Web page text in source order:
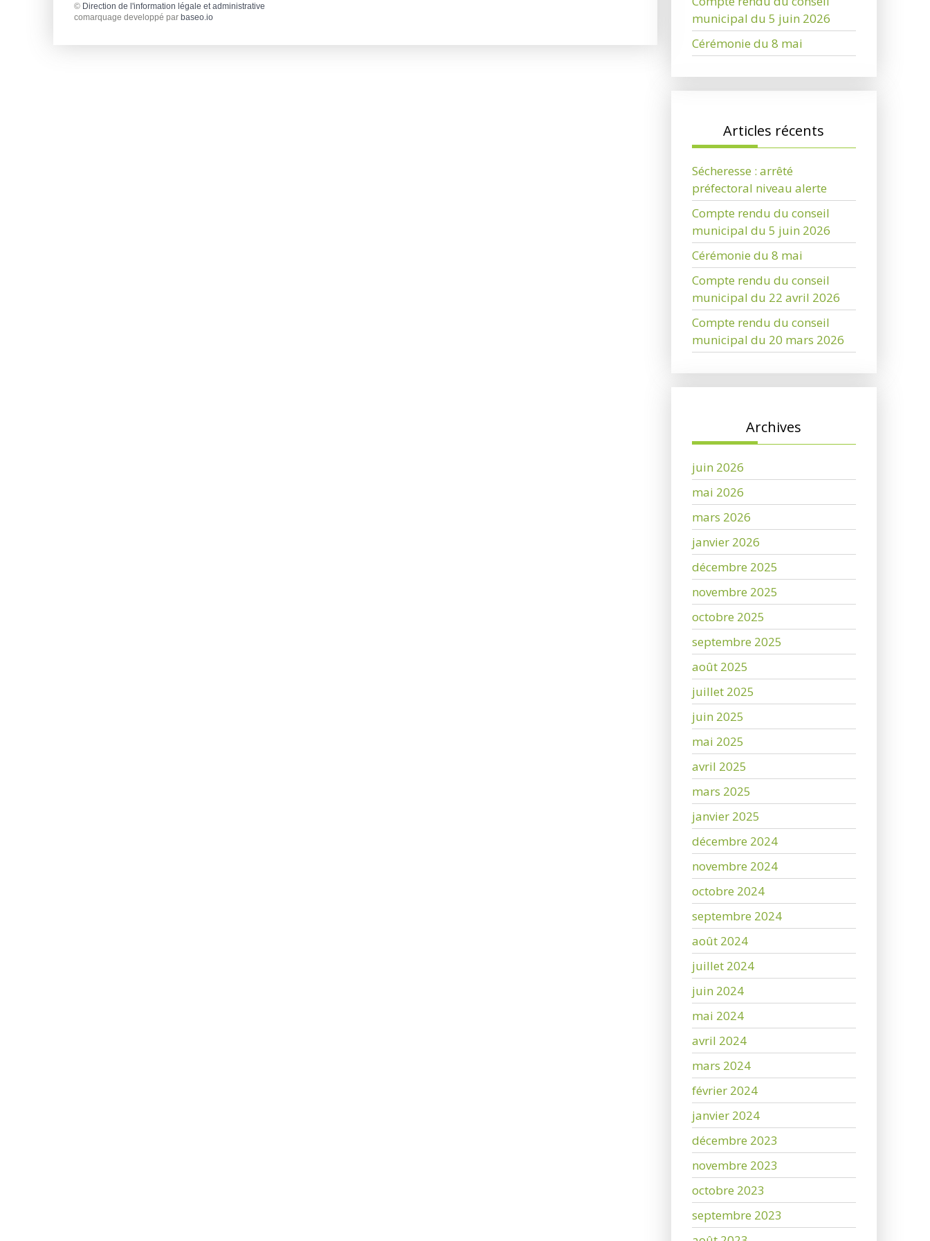
© Direction de l'information légale et administrative
comarquage developpé par baseo.io
municipal du 5 juin 2026
Cérémonie du 8 mai
Articles récents
Sécheresse : arrêté
préfectoral niveau alerte
Compte rendu du conseil
municipal du 5 juin 2026
Cérémonie du 8 mai
Compte rendu du conseil
municipal du 22 avril 2026
Compte rendu du conseil
municipal du 20 mars 2026
Archives
juin 2026
mai 2026
mars 2026
janvier 2026
décembre 2025
novembre 2025
octobre 2025
septembre 2025
août 2025
juillet 2025
juin 2025
mai 2025
avril 2025
mars 2025
janvier 2025
décembre 2024
novembre 2024
octobre 2024
septembre 2024
août 2024
juillet 2024
juin 2024
mai 2024
avril 2024
mars 2024
février 2024
janvier 2024
décembre 2023
novembre 2023
octobre 2023
septembre 2023